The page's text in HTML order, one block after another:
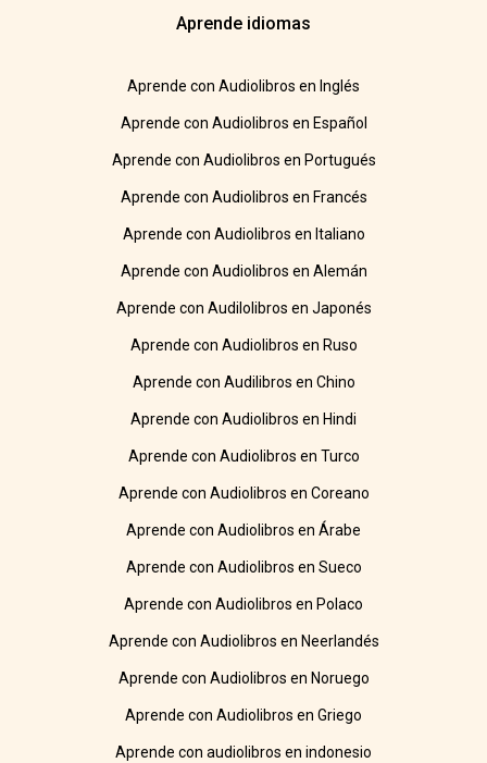
Aprende idiomas
Aprende con Audiolibros en Inglés
Aprende con Audiolibros en Español
Aprende con Audiolibros en Portugués
Aprende con Audiolibros en Francés
Aprende con Audiolibros en Italiano
Aprende con Audiolibros en Alemán
Aprende con Audilolibros en Japonés
Aprende con Audiolibros en Ruso
Aprende con Audilibros en Chino
Aprende con Audiolibros en Hindi
Aprende con Audiolibros en Turco
Aprende con Audiolibros en Coreano
Aprende con Audiolibros en Árabe
Aprende con Audiolibros en Sueco
Aprende con Audiolibros en Polaco
Aprende con Audiolibros en Neerlandés
Aprende con Audiolibros en Noruego
Aprende con Audiolibros en Griego
Aprende con audiolibros en indonesio